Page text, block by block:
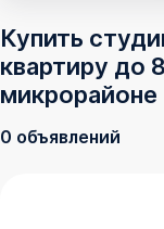
Купить
квартиру до
0 объявлений